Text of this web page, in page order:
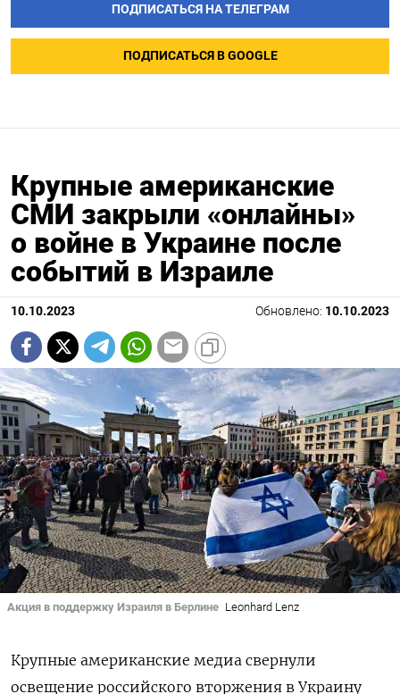
ПОДПИСАТЬСЯ НА ТЕЛЕГРАМ
ПОДПИСАТЬСЯ В GOOGLE
Крупные американские
СМИ закрыли «онлайны»
о войне в Украине после
событий в Израиле
10.10.2023 Обновлено: 10.10.2023
Акция в поддержку Израиля в Берлине Leonhard Lenz
Крупные американские медиа свернули
освещение российского вторжения в Украину